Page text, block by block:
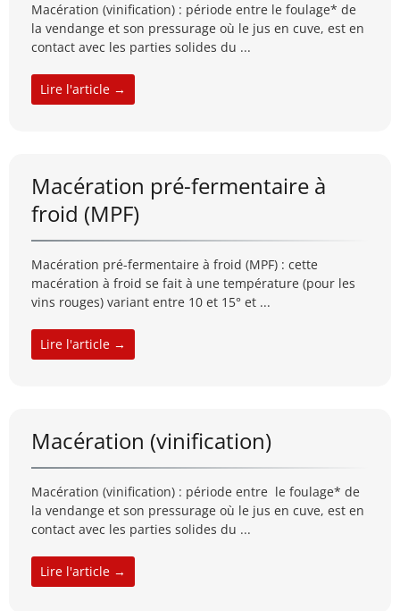
Macération (vinification) : période entre le foulage* de
la vendange et son pressurage où le jus en cuve, est en
contact avec les parties solides du ...
Lire l'article →
Macération pré-fermentaire à
froid (MPF)
Macération pré-fermentaire à froid (MPF) : cette
macération à froid se fait à une température (pour les
vins rouges) variant entre 10 et 15° et ...
Lire l'article →
Macération (vinification)
Macération (vinification) : période entre le foulage* de
la vendange et son pressurage où le jus en cuve, est en
contact avec les parties solides du ...
Lire l'article →